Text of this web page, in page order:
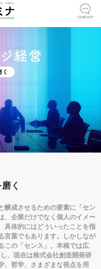
く
醸成させるための要素に「セン
、企業だけでなく個人のイメー
具体的にはどういったことを指
言葉でもあります。しかしなが
この「センス」。本稿では広
、現在は株式会社創造開発研
、哲学、さまざまな視点を用